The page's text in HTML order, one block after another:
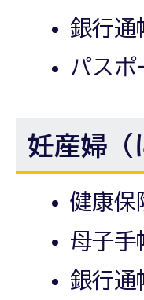
銀行通
パスポ
妊産婦（
健康保
母子手
銀行通